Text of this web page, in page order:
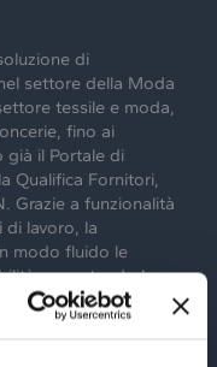
di
settore della Moda
tessile e moda,
fino ai
il Portale di
Qualifica Fornitori,
Grazie a funzionalità
di lavoro, la
modo fluido le
garantendo la